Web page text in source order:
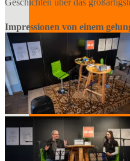
Musik
Geschichten über das
Impressionen von einem